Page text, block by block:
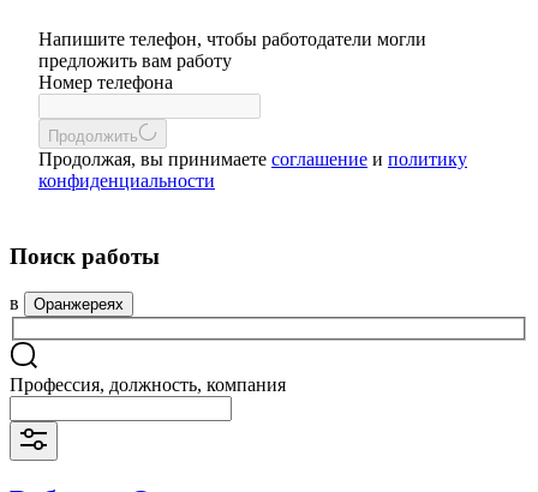
Напишите телефон, чтобы работодатели могли
предложить вам работу
Номер телефона
Продолжить
Продолжая, вы принимаете соглашение и политику
конфиденциальности
Поиск работы
в Оранжереях
Профессия, должность, компания